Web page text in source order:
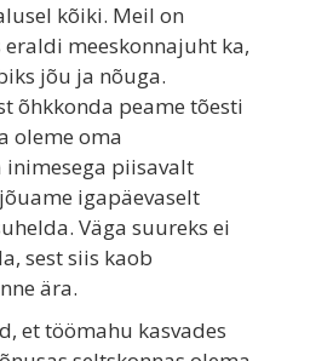
kõiki. Meil on
eraldi meeskonnajuht ka,
jõu ja nõuga.
õhkkonda peame tõesti
oleme oma
inimesega piisavalt
igapäevaselt
Väga suureks ei
sest siis kaob
ära.
et töömahu kasvades